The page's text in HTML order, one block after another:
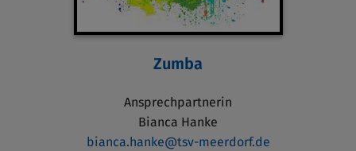
Zumba
Ansprechpartnerin
Bianca Hanke
bianca.hanke@tsv-meerdorf.de